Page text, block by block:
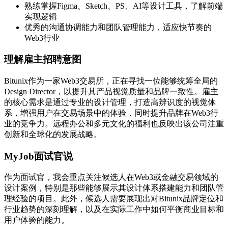
熟练掌握Figma、Sketch、PS、AI等设计工具，了解前端
实现逻辑
优秀的沟通协调能力和团队管理能力，适应快节奏的
Web3行业
理解雇主招聘意图
Bitunix作为一家Web3交易所，正在寻找一位能够统筹全局的
Design Director，以提升其产品视觉质量和品牌一致性。雇主
的核心需求是通过专业的设计管理，打造高辨识度的视觉体
系，增强用户在交易场景中的体验，同时提升品牌在Web3行
业的竞争力。远程办公和多元文化的福利也反映出该公司注重
创新和全球化的发展战略。
MyJob面试官说
作为面试官，我会重点关注候选人在Web3或金融交易领域的
设计案例，特别是那些能够展示其设计体系搭建能力和团队管
理经验的项目。此外，候选人需要展现出对Bitunix品牌定位和
行业趋势的深刻理解，以及在实际工作中如何平衡商业目标和
用户体验的能力。